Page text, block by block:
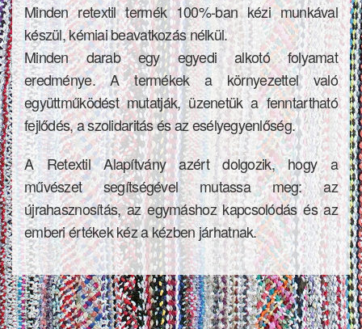
Minden retextil termék 100%-ban kézi munkával
készül, kémiai beavatkozás nélkül.
Minden darab egy egyedi alkotó folyamat
eredménye. A termékek a környezettel való
együttműködést mutatják, üzenetük a fenntartható
fejlődés, a szolidaritás és az esélyegyenlőség.
A Retextil Alapítvány azért dolgozik, hogy a
művészet segítségével mutassa meg: az
újrahasznosítás, az egymáshoz kapcsolódás és az
emberi értékek kéz a kézben járhatnak.